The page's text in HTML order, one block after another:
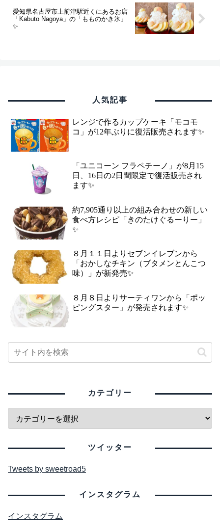
愛知県名古屋市上前津駅近くにあるお店
「Kabuto Nagoya」の「もものかき氷」
✨
人気記事
レンジで作るカップケーキ「モコモ
コ」が12年ぶりに復活販売されます✨
「ユニコーン フラペチーノ」が8月15
日、16日の2日間限定で復活販売され
ます✨
約7,905通り以上の組み合わせの新しい
食べ方レシピ「きのたけぐるーりー」
✨
８月１１日よりセブンイレブンから
「おかしなチキン（ブタメンとんこつ
味）」が新発売✨
８月８日よりサーティワンから「ポッ
ピングスター」が発売されます✨
カテゴリー
ツイッター
Tweets by sweetroad5
インスタグラム
インスタグラム